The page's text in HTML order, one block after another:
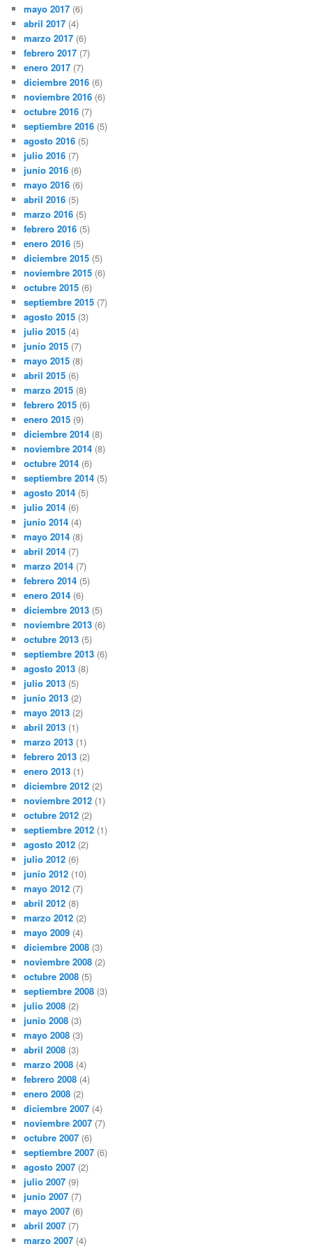
mayo 2017 (6)
abril 2017 (4)
marzo 2017 (6)
febrero 2017 (7)
enero 2017 (7)
diciembre 2016 (6)
noviembre 2016 (6)
octubre 2016 (7)
septiembre 2016 (5)
agosto 2016 (5)
julio 2016 (7)
junio 2016 (6)
mayo 2016 (6)
abril 2016 (5)
marzo 2016 (5)
febrero 2016 (5)
enero 2016 (5)
diciembre 2015 (5)
noviembre 2015 (6)
octubre 2015 (6)
septiembre 2015 (7)
agosto 2015 (3)
julio 2015 (4)
junio 2015 (7)
mayo 2015 (8)
abril 2015 (6)
marzo 2015 (8)
febrero 2015 (6)
enero 2015 (9)
diciembre 2014 (8)
noviembre 2014 (8)
octubre 2014 (6)
septiembre 2014 (5)
agosto 2014 (5)
julio 2014 (6)
junio 2014 (4)
mayo 2014 (8)
abril 2014 (7)
marzo 2014 (7)
febrero 2014 (5)
enero 2014 (6)
diciembre 2013 (5)
noviembre 2013 (6)
octubre 2013 (5)
septiembre 2013 (6)
agosto 2013 (8)
julio 2013 (5)
junio 2013 (2)
mayo 2013 (2)
abril 2013 (1)
marzo 2013 (1)
febrero 2013 (2)
enero 2013 (1)
diciembre 2012 (2)
noviembre 2012 (1)
octubre 2012 (2)
septiembre 2012 (1)
agosto 2012 (2)
julio 2012 (6)
junio 2012 (10)
mayo 2012 (7)
abril 2012 (8)
marzo 2012 (2)
mayo 2009 (4)
diciembre 2008 (3)
noviembre 2008 (2)
octubre 2008 (5)
septiembre 2008 (3)
julio 2008 (2)
junio 2008 (3)
mayo 2008 (3)
abril 2008 (3)
marzo 2008 (4)
febrero 2008 (4)
enero 2008 (2)
diciembre 2007 (4)
noviembre 2007 (7)
octubre 2007 (6)
septiembre 2007 (6)
agosto 2007 (2)
julio 2007 (9)
junio 2007 (7)
mayo 2007 (6)
abril 2007 (7)
marzo 2007 (4)